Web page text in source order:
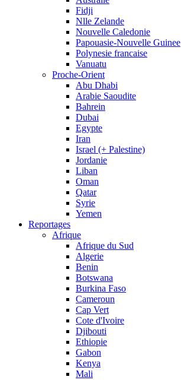
Fidji
Nlle Zelande
Nouvelle Caledonie
Papouasie-Nouvelle Guinee
Polynesie francaise
Vanuatu
Proche-Orient
Abu Dhabi
Arabie Saoudite
Bahrein
Dubai
Egypte
Iran
Israel (+ Palestine)
Jordanie
Liban
Oman
Qatar
Syrie
Yemen
Reportages
Afrique
Afrique du Sud
Algerie
Benin
Botswana
Burkina Faso
Cameroun
Cap Vert
Cote d'Ivoire
Djibouti
Ethiopie
Gabon
Kenya
Mali